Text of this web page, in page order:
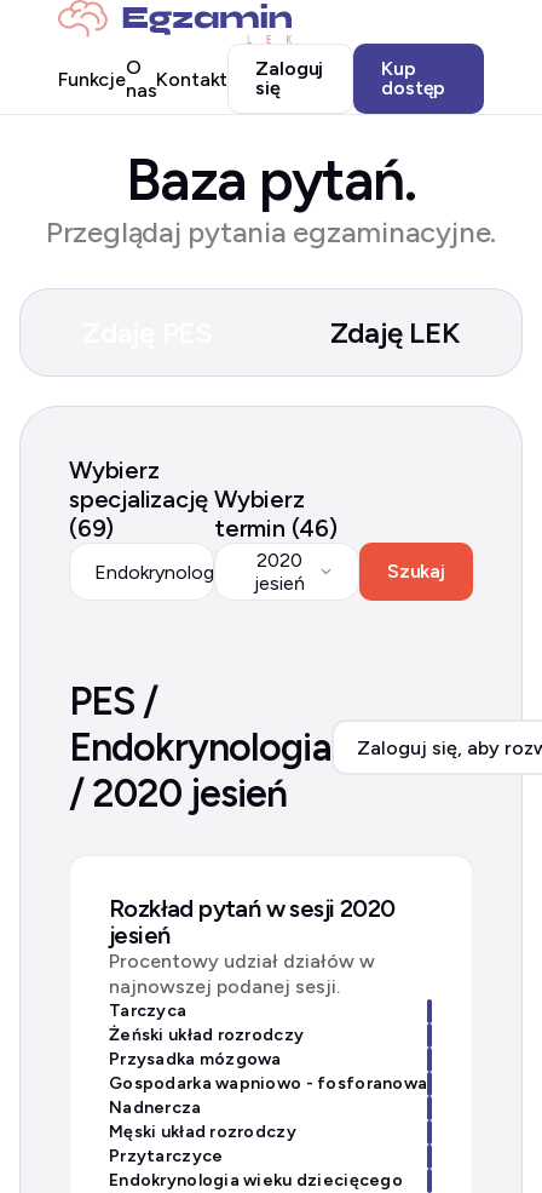
FunkcjeO
nasKontakt
Zaloguj
się
Kup
dostęp
Baza pytań.
Przeglądaj pytania egzaminacyjne.
Zdaję LEK
Wybierz
specjalizację
(69)
Endokrynologia
Wybierz
termin (46)
2020
jesień
Szukaj
PES /
Endokrynologia
/ 2020 jesień
Zaloguj się, aby
Rozkład pytań w sesji 2020
jesień
Procentowy udział działów w
najnowszej podanej sesji.
Tarczyca
Żeński układ rozrodczy
Przysadka mózgowa
Gospodarka wapniowo - fosforanowa
Nadnercza
Męski układ rozrodczy
Przytarczyce
Endokrynologia wieku dziecięcego